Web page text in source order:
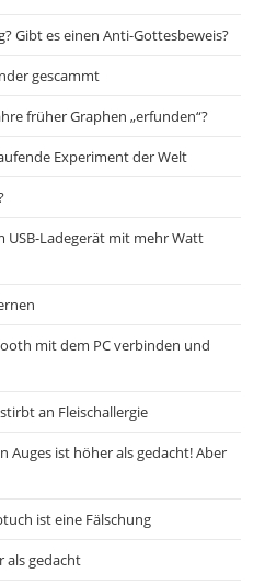
Gibt es einen Anti-Gottesbeweis?
gescammt
früher Graphen „erfunden“?
Experiment der Welt
USB-Ladegerät mit mehr Watt
mit dem PC verbinden und
an Fleischallergie
Auges ist höher als gedacht! Aber
ist eine Fälschung
als gedacht